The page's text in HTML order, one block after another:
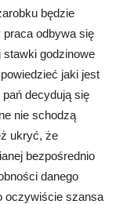
będzie
praca odbywa się
stawki godzinowe
jaki jest
decydują się
nie schodzą
ukryć, że
bezpośrednio
danego
oczywiście szansa